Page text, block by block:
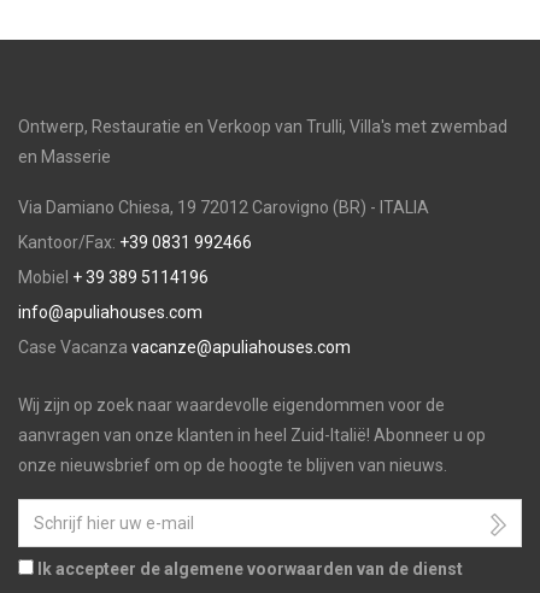
Ontwerp, Restauratie en Verkoop van Trulli, Villa's met zwembad
en Masserie
Via Damiano Chiesa, 19 72012 Carovigno (BR) - ITALIA
Kantoor/Fax: +39 0831 992466
Mobiel + 39 389 5114196
info@apuliahouses.com
Case Vacanza vacanze@apuliahouses.com
Wij zijn op zoek naar waardevolle eigendommen voor de
aanvragen van onze klanten in heel Zuid-Italië! Abonneer u op
onze nieuwsbrief om op de hoogte te blijven van nieuws.
Ik accepteer de algemene voorwaarden van de dienst